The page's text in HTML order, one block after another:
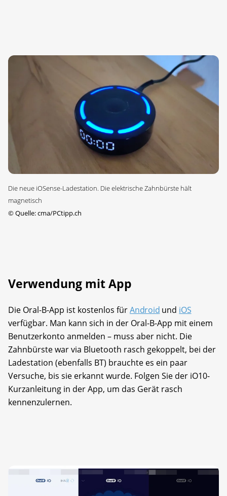
Die neue iOSense-Ladestation. Die elektrische Zahnbürste hält
magnetisch
©Quelle: cma/PCtipp.ch
Verwendung mit App
Die Oral-B-App ist kostenlos fürAndroid und iOS
verfügbar. Man kann sich in der Oral-B-App mit einem
Benutzerkonto anmelden – muss aber nicht. Die
Zahnbürste war via Bluetooth rasch gekoppelt, bei der
Ladestation (ebenfalls BT) brauchte es ein paar
Versuche, bis sie erkannt wurde. Folgen Sie der iO10-
Kurzanleitung in der App, um das Gerät rasch
kennenzulernen.